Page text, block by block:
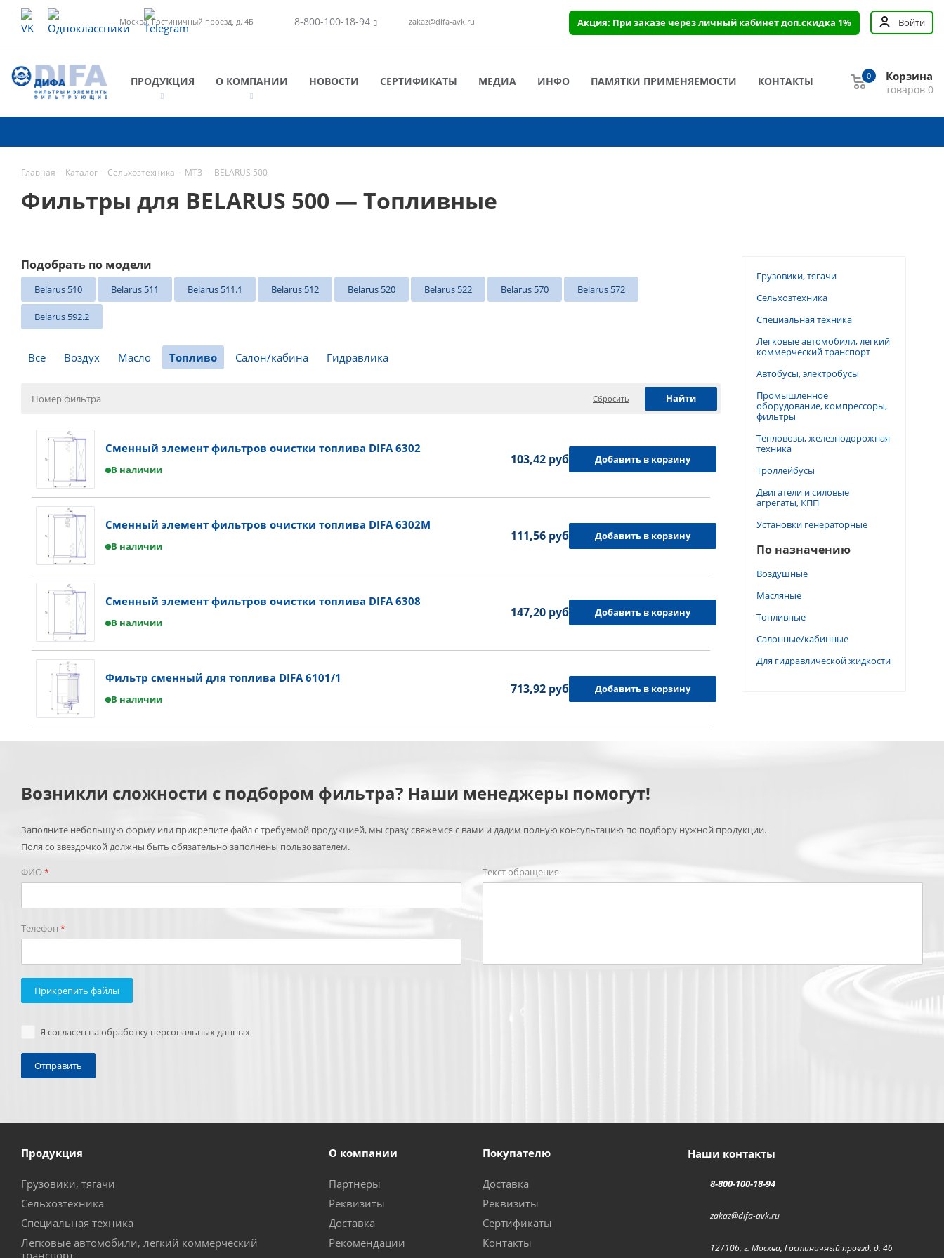
Москва, Гостиничный проезд, д. 4Б 8-800-100-18-94 zakaz@difa-avk.ru Акция: При заказе через личный кабинет доп.скидка 1% Войти
ПРОДУКЦИЯ О КОМПАНИИ НОВОСТИ СЕРТИФИКАТЫ МЕДИА ИНФО ПАМЯТКИ ПРИМЕНЯЕМОСТИ КОНТАКТЫ Корзина
товаров 0
0
Главная - Каталог - Сельхозтехника - МТЗ - BELARUS 500
Фильтры для BELARUS 500 — Топливные
Подобрать по модели
Belarus 510 Belarus 511 Belarus 511.1 Belarus 512 Belarus 520 Belarus 522 Belarus 570 Belarus 572
Belarus 592.2
Все Воздух Масло Топливо Салон/кабина Гидравлика
Сбросить
Сменный элемент фильтров очистки топлива DIFA 6302
В наличии
103,42 руб. Добавить в корзину
Сменный элемент фильтров очистки топлива DIFA 6302M
В наличии
111,56 руб. Добавить в корзину
Сменный элемент фильтров очистки топлива DIFA 6308
В наличии
147,20 руб. Добавить в корзину
Фильтр сменный для топлива DIFA 6101/1
В наличии
713,92 руб. Добавить в корзину
Грузовики, тягачи
Сельхозтехника
Специальная техника
Легковые автомобили, легкий
коммерческий транспорт
Автобусы, электробусы
Промышленное
оборудование, компрессоры,
фильтры
Тепловозы, железнодорожная
техника
Троллейбусы
Двигатели и силовые
агрегаты, КПП
Установки генераторные
По назначению
Воздушные
Масляные
Топливные
Салонные/кабинные
Для гидравлической жидкости
Возникли сложности с подбором фильтра? Наши менеджеры помогут!
Заполните небольшую форму или прикрепите файл с требуемой продукцией, мы сразу свяжемся с вами и дадим полную консультацию по подбору нужной продукции.
Поля со звездочкой должны быть обязательно заполнены пользователем.
ФИО*
Телефон *
Текст обращения
Прикрепить файлы
Я согласен на обработку персональных данных
Продукция
Грузовики, тягачи
Сельхозтехника
Специальная техника
Легковые автомобили, легкий коммерческий
транспорт
О компании
Партнеры
Реквизиты
Доставка
Рекомендации
Покупателю
Доставка
Реквизиты
Сертификаты
Контакты
Наши контакты
8-800-100-18-94
zakaz@difa-avk.ru
127106, г. Москва, Гостиничный проезд, д. 4б